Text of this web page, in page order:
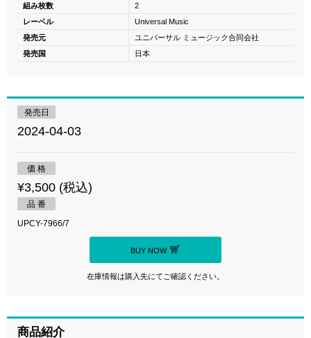
組み枚数
2
レーベル
Universal Music
発売元
ユニバーサル ミュージック合同会社
発売国
日本
発売日
2024-04-03
価 格
¥3,500 (税込)
品 番
UPCY-7966/7
BUY NOW
在庫情報は購入先にてご確認ください。
商品紹介